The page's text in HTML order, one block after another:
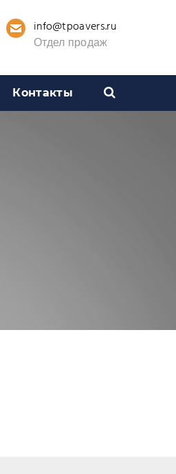
info@tpoavers.ru
Отдел продаж
Контакты